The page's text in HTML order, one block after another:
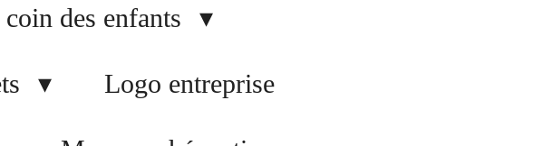
des enfants
Logo entreprise